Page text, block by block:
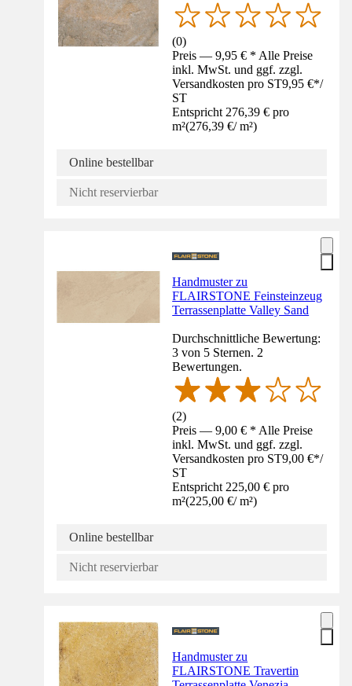
(0)
Preis — 9,95 € * Alle Preise
inkl. MwSt. und ggf. zzgl.
Versandkosten pro ST9,95 €*/
ST
Entspricht 276,39 € pro
m²(276,39 €/ m²)
Online bestellbar
Nicht reservierbar
Handmuster zu
FLAIRSTONE Feinsteinzeug
Terrassenplatte Valley Sand
Durchschnittliche Bewertung:
3 von 5 Sternen. 2
Bewertungen.
(2)
Preis — 9,00 € * Alle Preise
inkl. MwSt. und ggf. zzgl.
Versandkosten pro ST9,00 €*/
ST
Entspricht 225,00 € pro
m²(225,00 €/ m²)
Online bestellbar
Nicht reservierbar
Handmuster zu
FLAIRSTONE Travertin